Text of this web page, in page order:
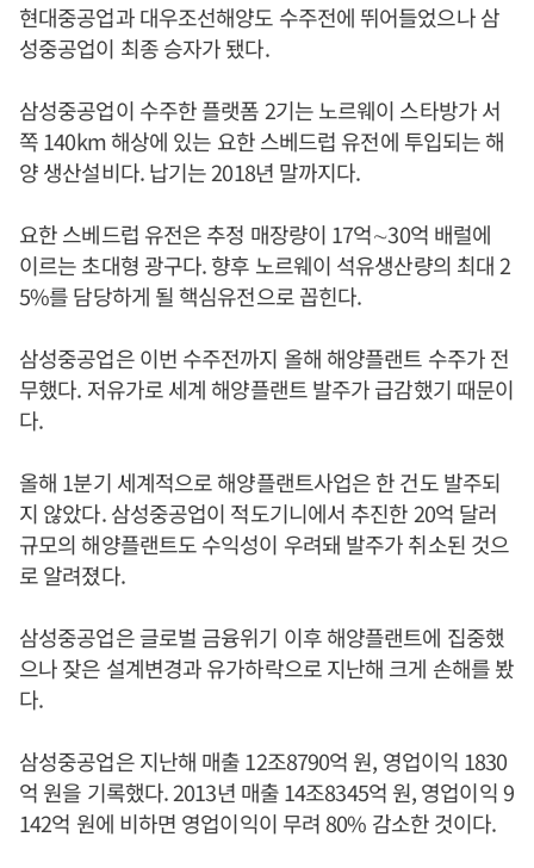
현대중공업과 대우조선해양도 수주전에 뛰어들었으나 삼
성중공업이 최종 승자가 됐다.
삼성중공업이 수주한 플랫폼 2기는 노르웨이 스타방가 서
쪽 140km 해상에 있는 요한 스베드럽 유전에 투입되는 해
양 생산설비다. 납기는 2018년 말까지다.
요한 스베드럽 유전은 추정 매장량이 17억∼30억 배럴에
이르는 초대형 광구다. 향후 노르웨이 석유생산량의 최대 2
5%를 담당하게 될 핵심유전으로 꼽힌다.
삼성중공업은 이번 수주전까지 올해 해양플랜트 수주가 전
무했다. 저유가로 세계 해양플랜트 발주가 급감했기 때문이
다.
올해 1분기 세계적으로 해양플랜트사업은 한 건도 발주되
지 않았다. 삼성중공업이 적도기니에서 추진한 20억 달러
규모의 해양플랜트도 수익성이 우려돼 발주가 취소된 것으
로 알려졌다.
삼성중공업은 글로벌 금융위기 이후 해양플랜트에 집중했
으나 잦은 설계변경과 유가하락으로 지난해 크게 손해를 봤
다.
삼성중공업은 지난해 매출 12조8790억 원, 영업이익 1830
억 원을 기록했다. 2013년 매출 14조8345억 원, 영업이익 9
142억 원에 비하면 영업이익이 무려 80% 감소한 것이다.